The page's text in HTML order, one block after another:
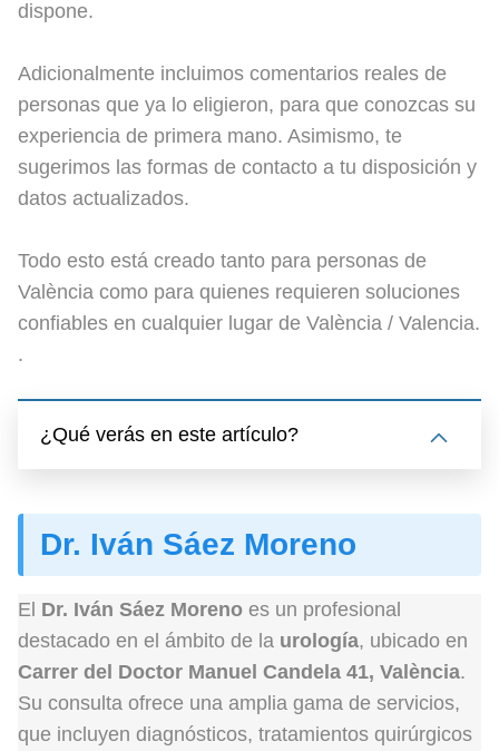
dispone.
Adicionalmente incluimos comentarios reales de
personas que ya lo eligieron, para que conozcas su
experiencia de primera mano. Asimismo, te
sugerimos las formas de contacto a tu disposición y
datos actualizados.
Todo esto está creado tanto para personas de
València como para quienes requieren soluciones
confiables en cualquier lugar de València / Valencia.
.
¿Qué verás en este artículo?
Dr. Iván Sáez Moreno
El Dr. Iván Sáez Moreno es un profesional
destacado en el ámbito de la urología, ubicado en
Carrer del Doctor Manuel Candela 41, València.
Su consulta ofrece una amplia gama de servicios,
que incluyen diagnósticos, tratamientos quirúrgicos